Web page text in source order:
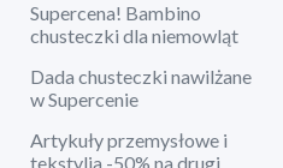
Supercena! Bambino
chusteczki dla niemowląt
Dada chusteczki nawilżane
w Supercenie
Artykuły przemysłowe i
tekstylia -50% na drugi